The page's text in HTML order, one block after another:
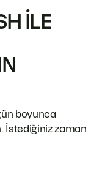
ILE
boyunca
İstediğiniz zaman